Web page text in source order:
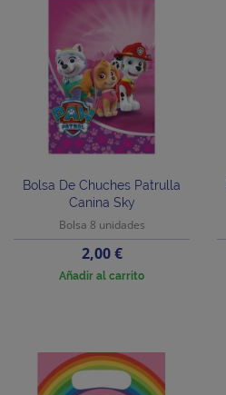
Bolsa De Chuches Patrulla
Canina Sky
Bolsa 8 unidades
Precio
2,00 €
Añadir al carrito